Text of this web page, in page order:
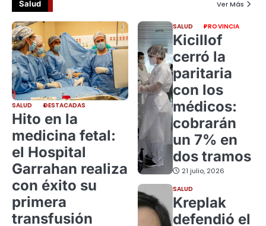
Salud Ver Más
SALUD DESTACADAS
Hito en la
medicina fetal:
el Hospital
Garrahan realiza
con éxito su
primera
transfusión
SALUD PROVINCIA
Kicillof
cerró la
paritaria
con los
médicos:
cobrarán
un 7% en
dos tramos
21 julio, 2026
SALUD
Kreplak
defendió el